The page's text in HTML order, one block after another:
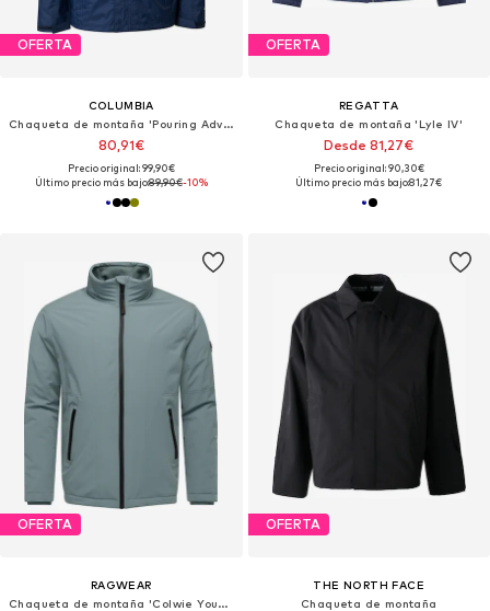
OFERTA
COLUMBIA
Chaqueta de montaña 'Pouring Adventure'
80,91€
Precio original: 99,90€
Último precio más bajo:89,90€-10%
OFERTA
REGATTA
Chaqueta de montaña 'Lyle IV'
Desde 81,27€
Precio original: 90,30€
Último precio más bajo:81,27€
OFERTA
RAGWEAR
Chaqueta de montaña 'Colwie Youmodo'
OFERTA
THE NORTH FACE
Chaqueta de montaña